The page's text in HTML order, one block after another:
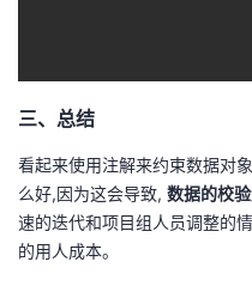
三、总结
看起来使用注解来约束数据对
么好,因为这会导致, 数据的校
速的迭代和项目组人员调整的
的用人成本。